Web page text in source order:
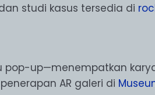
studi kasus tersedia di
up—menempatkan
AR galeri di